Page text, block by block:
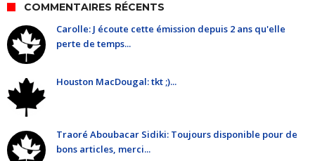
COMMENTAIRES RÉCENTS
Carolle: J écoute cette émission depuis 2 ans qu'elle
perte de temps...
Houston MacDougal: tkt ;)...
Traoré Aboubacar Sidiki: Toujours disponible pour de
bons articles, merci...